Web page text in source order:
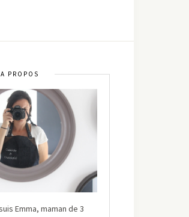
A PROPOS
Emma, maman de 3